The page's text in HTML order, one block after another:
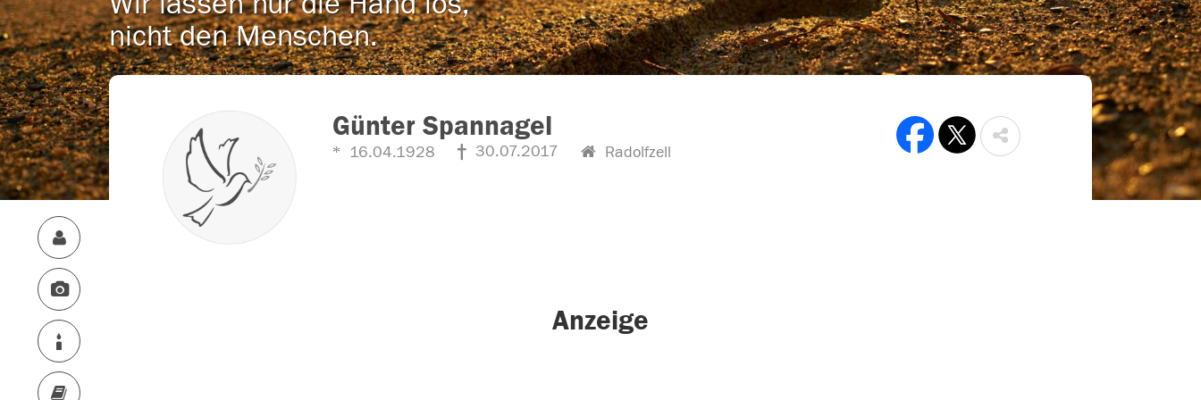
nicht den Menschen.
Günter Spannagel
16.04.1928 30.07.2017 Radolfzell
Anzeige